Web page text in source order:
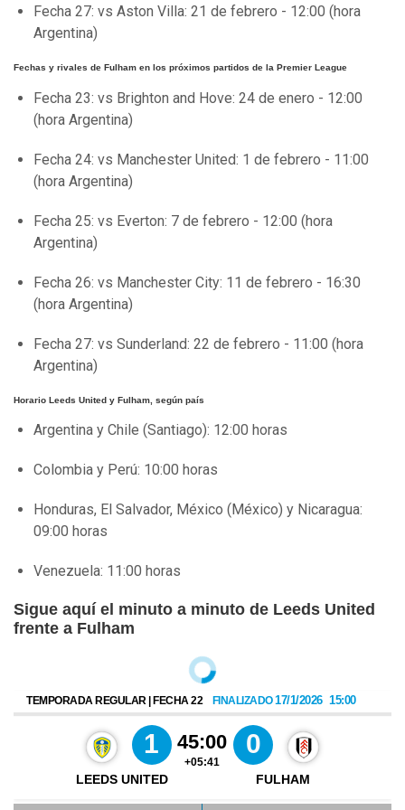
Fecha 27: vs Aston Villa: 21 de febrero - 12:00 (hora
Argentina)
Fechas y rivales de Fulham en los próximos partidos de la Premier League
Fecha 23: vs Brighton and Hove: 24 de enero - 12:00
(hora Argentina)
Fecha 24: vs Manchester United: 1 de febrero - 11:00
(hora Argentina)
Fecha 25: vs Everton: 7 de febrero - 12:00 (hora
Argentina)
Fecha 26: vs Manchester City: 11 de febrero - 16:30
(hora Argentina)
Fecha 27: vs Sunderland: 22 de febrero - 11:00 (hora
Argentina)
Horario Leeds United y Fulham, según país
Argentina y Chile (Santiago): 12:00 horas
Colombia y Perú: 10:00 horas
Honduras, El Salvador, México (México) y Nicaragua:
09:00 horas
Venezuela: 11:00 horas
Sigue aquí el minuto a minuto de Leeds United
frente a Fulham